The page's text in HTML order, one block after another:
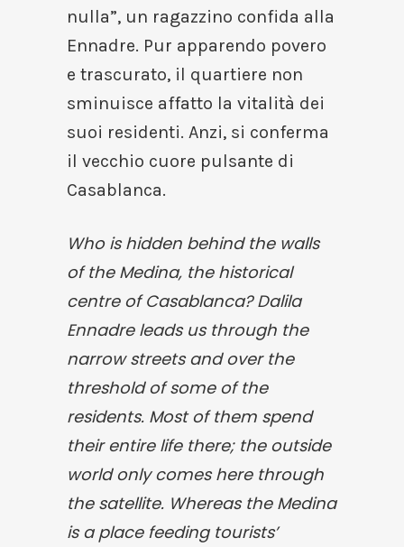
nulla”, un ragazzino confida alla
Ennadre. Pur apparendo povero
e trascurato, il quartiere non
sminuisce affatto la vitalità dei
suoi residenti. Anzi, si conferma
il vecchio cuore pulsante di
Casablanca.
Who is hidden behind the walls
of the Medina, the historical
centre of Casablanca?Dalila
Ennadre leads us through the
narrow streets and over the
threshold of some of the
residents. Most of them spend
their entire life there; the outside
world only comes here through
the satellite. Whereas the Medina
is a place feeding tourists’